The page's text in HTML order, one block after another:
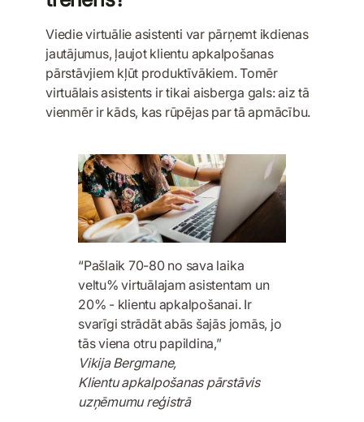
Viedie virtuālie asistenti var pārņemt ikdienas
jautājumus, ļaujot klientu apkalpošanas
pārstāvjiem kļūt produktīvākiem. Tomēr
virtuālais asistents ir tikai aisberga gals: aiz tā
vienmēr ir kāds, kas rūpējas par tā apmācību.
“Pašlaik 70-80 no sava laika
veltu% virtuālajam asistentam un
20% - klientu apkalpošanai. Ir
svarīgi strādāt abās šajās jomās, jo
tās viena otru papildina,”
Vikija Bergmane,
Klientu apkalpošanas pārstāvis
uzņēmumu reģistrā